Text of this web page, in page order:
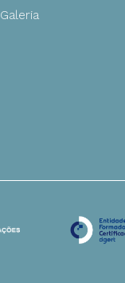
Galeria